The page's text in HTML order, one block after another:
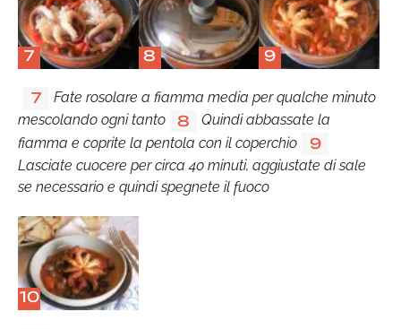
7 8 9
7
Fate rosolare a fiamma media per qualche minuto
mescolando ogni tanto
8
Quindi abbassate la
fiamma e coprite la pentola con il coperchio
9
Lasciate cuocere per circa 40 minuti, aggiustate di sale
se necessario e quindi spegnete il fuoco
10